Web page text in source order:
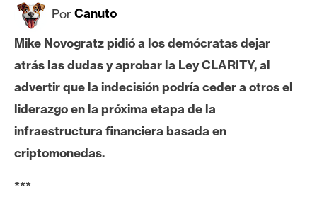
i
c
o
i
n
E
Por Canuto
Mike Novogratz pidió a los demócratas dejar
atrás las dudas y aprobar la Ley CLARITY, al
advertir que la indecisión podría ceder a otros el
liderazgo en la próxima etapa de la
infraestructura financiera basada en
criptomonedas.
***